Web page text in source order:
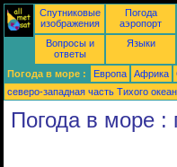
Спутниковые
изображения
Погода
аэропорт
Вопросы и
ответы
Языки
Погода в море : Европа Африка
северо-западная часть Tихого
Погода в море :